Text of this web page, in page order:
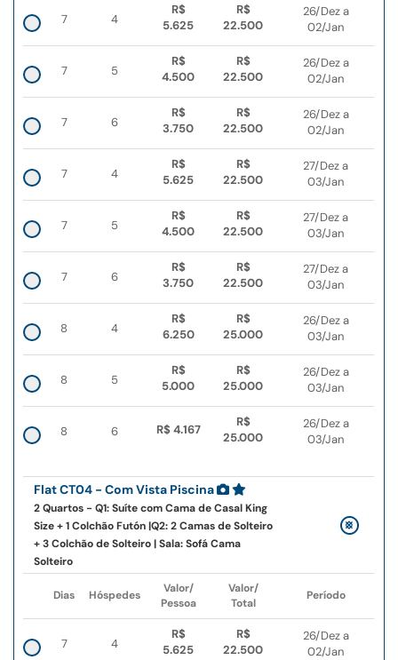
7 4
R$
5.625
R$
22.500
26/Dez a
02/Jan
7 5
R$
4.500
R$
22.500
26/Dez a
02/Jan
7 6
R$
3.750
R$
22.500
26/Dez a
02/Jan
7 4
R$
5.625
R$
22.500
27/Dez a
03/Jan
7 5
R$
4.500
R$
22.500
27/Dez a
03/Jan
7 6
R$
3.750
R$
22.500
27/Dez a
03/Jan
8 4
R$
6.250
R$
25.000
26/Dez a
03/Jan
8 5
R$
5.000
R$
25.000
26/Dez a
03/Jan
8 6 R$ 4.167
R$
25.000
26/Dez a
03/Jan
Flat CT04 - Com Vista Piscina
2 Quartos - Q1: Suíte com Cama de Casal King
Size + 1 Colchão Futón |Q2: 2 Camas de Solteiro
+ 3 Colchão de Solteiro | Sala: Sofá Cama
Solteiro
Dias Hóspedes
Valor/
Pessoa
Valor/
Total
Período
7 4
R$
5.625
R$
22.500
26/Dez a
02/Jan